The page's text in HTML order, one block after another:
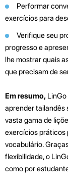
Performar
exercícios para
Verifique seu
progresso e
lhe mostrar quais
que precisam de
Em resumo,
aprender tailandês
vasta gama de
exercícios práticos
vocabulário.
flexibilidade, o
como por